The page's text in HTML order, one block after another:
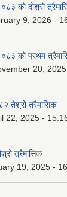
को दोश्रो
9, 2026 -
को प्रथम
20,
तेश्रो त्रैमासिक
22, 2025 -
त्रैमासिक
19, 2025 -